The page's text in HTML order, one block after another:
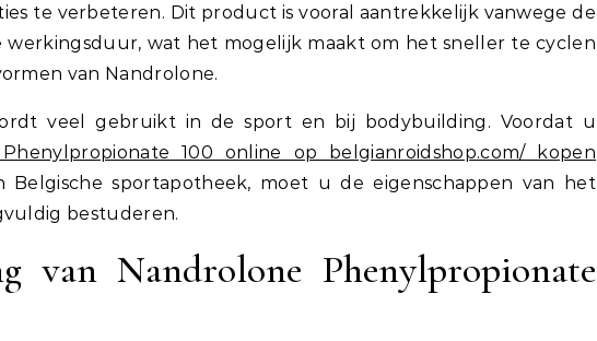
te verbeteren. Dit product is vooral aantrekkelijk vanwege de
werkingsduur, wat het mogelijk maakt om het sneller te cyclen
van Nandrolone.
veel gebruikt in de sport en bij bodybuilding. Voordat u
100 online op belgianroidshop.com/ kopen
Belgische sportapotheek, moet u de eigenschappen van het
bestuderen.
van Nandrolone Phenylpropionate